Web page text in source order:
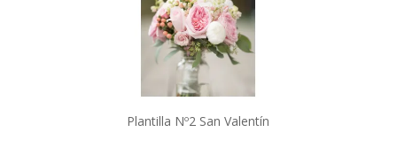
Plantilla Nº2 San Valentín